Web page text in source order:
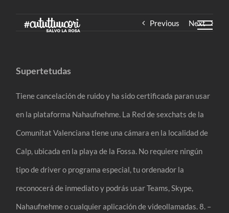
Previous Next
Supertetudas
Tiene cancelación de ruido y ha sido certificada paran usar
en la plataforma Nahaufnehme. La Red de sexchats de la
Comunitat Valenciana tiene una cámara en la localidad de
Calp, ubicada en la playa de la Fossa. No requiere ningún
tipo de driver o programa especial, tu ordenador la
reconocerá de inmediato y podrás usar Teams, Skype,
Nahaufnehme o cualquier aplicación de videollamadas. 8. –